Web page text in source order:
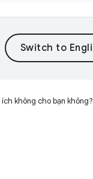
không cho bạn không?